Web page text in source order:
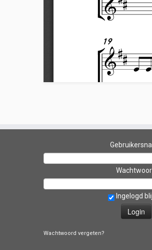
Ingelogd
Wachtwoord vergeten?